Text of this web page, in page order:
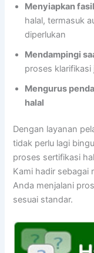
Menyiapkan
halal, termasuk
diperlukan
Mendampingi
proses klarifikasi
Mengurus
halal
Dengan layanan
tidak perlu lagi
proses sertifikasi
Kami hadir sebagai
Anda menjalani
sesuai standar.